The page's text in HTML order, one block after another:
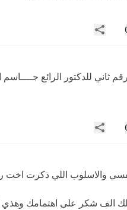
مشاركة
رقم ثاني للدكتور الرائع جــــاسم
مشاركة
والاسلوب اللي ذكرت اخت
شكر على اهتمامك وهذي لك